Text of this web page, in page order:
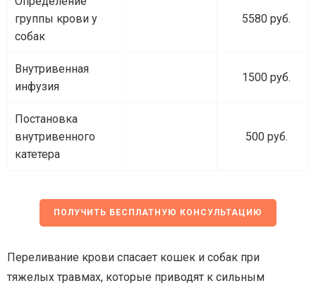
группы крови у
собак
5580 руб.
Внутривенная
инфузия
1500 руб.
Постановка
внутривенного
катетера
500 руб.
ПОЛУЧИТЬ БЕСПЛАТНУЮ КОНСУЛЬТАЦИЮ
Переливание крови спасает кошек и собак при
тяжелых травмах, которые приводят к сильным